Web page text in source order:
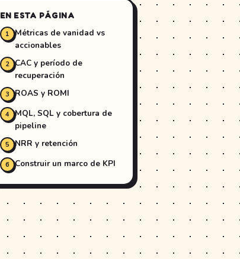
EN ESTA PÁGINA
Métricas de vanidad vs
accionables
CAC y período de
recuperación
ROAS y ROMI
MQL, SQL y cobertura de
pipeline
NRR y retención
Construir un marco de KPI